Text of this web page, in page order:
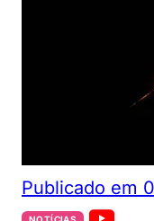
Publicado em